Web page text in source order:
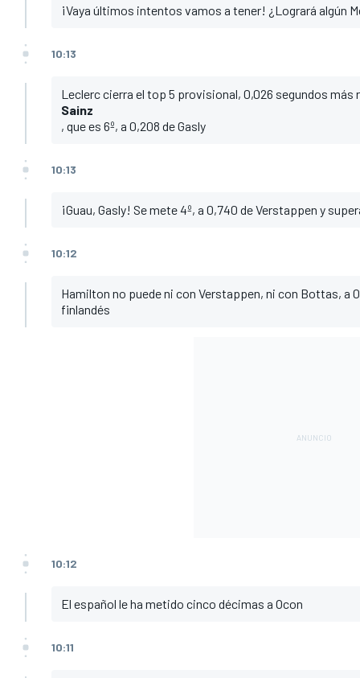
¡Vaya últimos intentos vamos a tener! ¿Logrará algún
10:13
Leclerc cierra el top 5 provisional, 0,026 segundos más
Sainz
, que es 6º, a 0,208 de Gasly
10:13
¡Guau, Gasly! Se mete 4º, a 0,740 de Verstappen y
10:12
Hamilton no puede ni con Verstappen, ni con Bottas, a
finlandés
10:12
El español le ha metido cinco décimas a Ocon
10:11